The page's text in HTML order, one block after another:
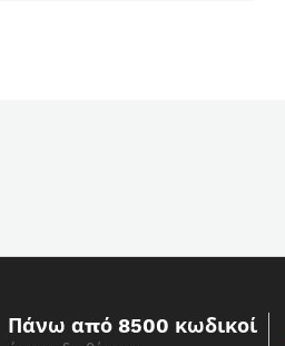
Πάνω από 8500 κωδικοί